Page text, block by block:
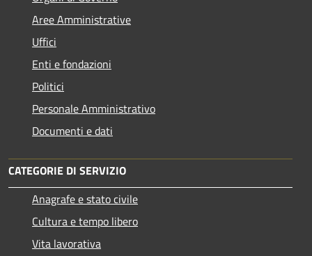
Aree Amministrative
Uffici
Enti e fondazioni
Politici
Personale Amministrativo
Documenti e dati
CATEGORIE DI SERVIZIO
Anagrafe e stato civile
Cultura e tempo libero
Vita lavorativa